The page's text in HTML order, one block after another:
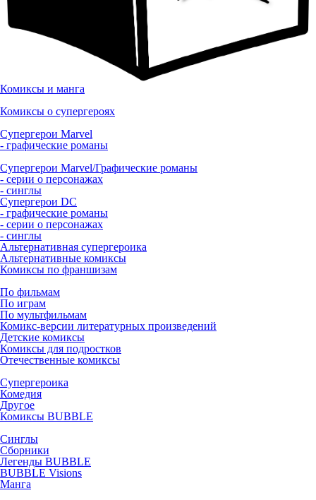
Комиксы и манга
Комиксы о супергероях
Супергерои Marvel
- графические романы
Супергерои Marvel/Графические романы
- серии о персонажах
- синглы
Супергерои DC
- графические романы
- серии о персонажах
- синглы
Альтернативная супергероика
Альтернативные комиксы
Комиксы по франшизам
По фильмам
По играм
По мультфильмам
Комикс-версии литературных произведений
Детские комиксы
Комиксы для подростков
Отечественные комиксы
Супергероика
Комедия
Другое
Комиксы BUBBLE
Синглы
Сборники
Легенды BUBBLE
BUBBLE Visions
Манга